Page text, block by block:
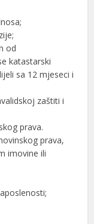
od
katastarski
sa 12 mjeseci i
zaštiti i
prava.
prava,
imovine ili